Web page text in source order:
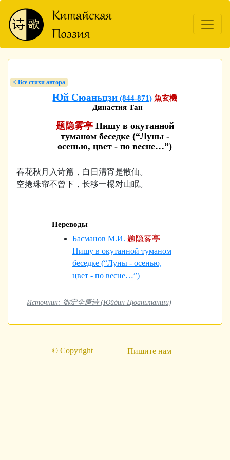
< Bсе стихи автора
Юй Сюаньцзи (844-871) 魚玄機
Династия Тан
题隐雾亭 Пишу в окутанной
туманом беседке (“Луны -
осенью, цвет - по весне…”)
春花秋月入诗篇，白日清宵是散仙。
空捲珠帘不曾下，长移一榻对山眠。
Переводы
Басманов М.И. 题隐雾亭
Пишу в окутанной туманом
беседке (“Луны - осенью,
цвет - по весне…”)
Источник: 御定全唐诗 (Юйдин Цюаньтанши)
© Copyright Пишите нам